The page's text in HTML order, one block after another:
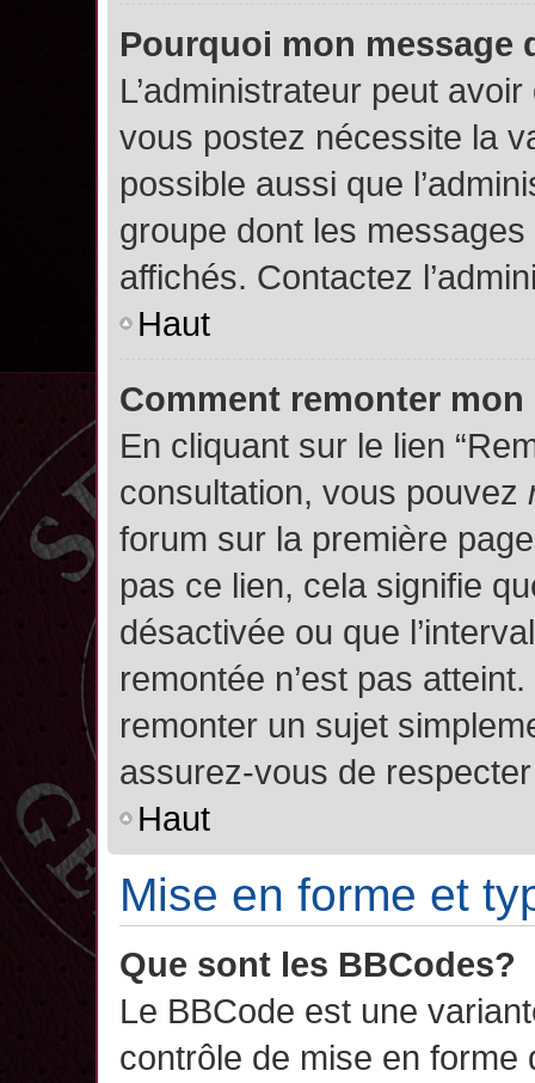
Pourquoi mon message
L’administrateur peut
vous postez nécessite la
possible aussi que
groupe dont les
affichés. Contactez
Haut
Comment remonter
En cliquant sur le lien
consultation, vous pouvez
forum sur la première
pas ce lien, cela signifie
désactivée ou que
remontée n’est pas
remonter un sujet
assurez-vous de
Haut
Mise en forme et
Que sont les BBCodes?
Le BBCode est une
contrôle de mise en forme